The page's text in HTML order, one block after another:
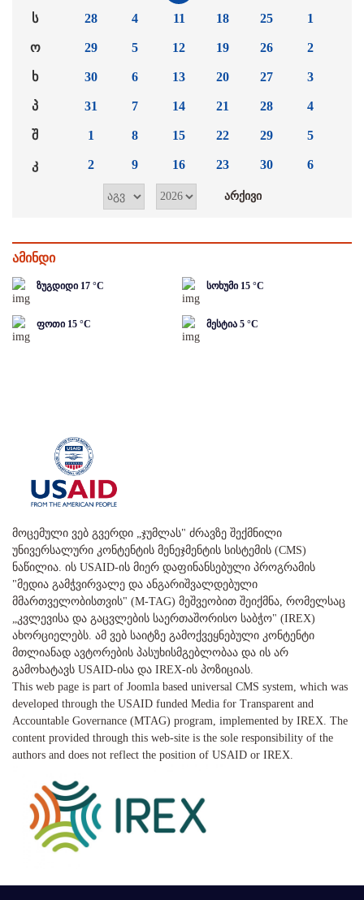
ს
ო
ხ
პ
შ
კ
28
29
30
31
1
2
4
5
6
7
8
9
11
12
13
14
15
16
18
19
20
21
22
23
25
26
27
28
29
30
1
2
3
4
5
6
ამინდი
ზუგდიდი 17 °C სოხუმი 15 °C
ფოთი 15 °C მესტია 5 °C
მოცემული ვებ გვერდი „ჯუმლას" ძრავზე შექმნილი
უნივერსალური კონტენტის მენეჯმენტის სისტემის (CMS)
ნაწილია. ის USAID-ის მიერ დაფინანსებული პროგრამის
"მედია გამჭვირვალე და ანგარიშვალდებული
მმართველობისთვის" (M-TAG) მეშვეობით შეიქმნა, რომელსაც
„კვლევისა და გაცვლების საერთაშორისო საბჭო" (IREX)
ახორციელებს. ამ ვებ საიტზე გამოქვეყნებული კონტენტი
მთლიანად ავტორების პასუხისმგებლობაა და ის არ
გამოხატავს USAID-ისა და IREX-ის პოზიციას.
This web page is part of Joomla based universal CMS system, which was
developed through the USAID funded Media for Transparent and
Accountable Governance (MTAG) program, implemented by IREX. The
content provided through this web-site is the sole responsibility of the
authors and does not reflect the position of USAID or IREX.